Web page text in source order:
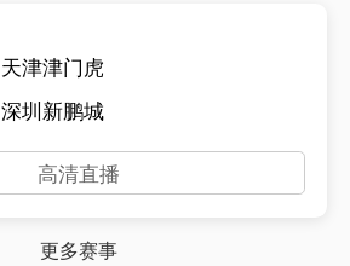
天津津门虎
深圳新鹏城
高清直播
更多赛事